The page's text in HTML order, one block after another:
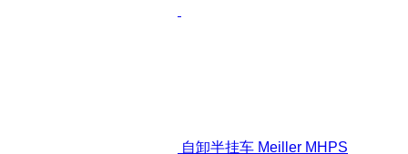
自卸半挂车 Meiller MHPS